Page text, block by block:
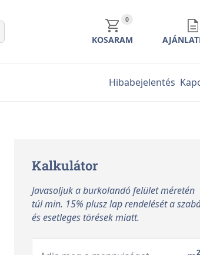
0KOSÁR TARTALMA
KOSARAM
Hibabejelentés
Kalkulátor
Javasoljuk a burkolandó felület méretén
túl min. 15% plusz lap rendelését a
és esetleges törések miatt.
2